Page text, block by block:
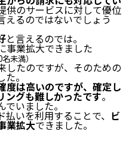
供のサービスに対して優位
えるのではないでしょう
と言えるのでは。
事業拡大できました
未満）
したのですが、そのための
た。
度は高いのですが、確定し
ングも難しかったです。
でいました。
いを利用することで、 ビ
業拡大できました。